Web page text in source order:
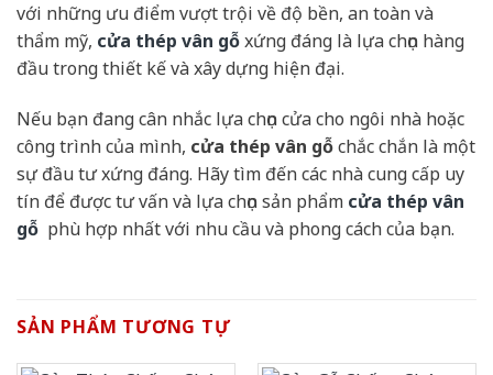
với những ưu điểm vượt trội về độ bền, an toàn và
thẩm mỹ, cửa thép vân gỗxứng đáng là lựa chọn hàng
đầu trong thiết kế và xây dựng hiện đại.
Nếu bạn đang cân nhắc lựa chọn cửa cho ngôi nhà hoặc
công trình của mình, cửa thép vân gỗchắc chắn là một
sự đầu tư xứng đáng. Hãy tìm đến các nhà cung cấp uy
tín để được tư vấn và lựa chọn sản phẩm cửa thép vân
gỗ phù hợp nhất với nhu cầu và phong cách của bạn.
SẢN PHẨM TƯƠNG TỰ